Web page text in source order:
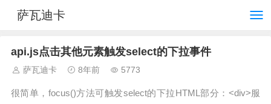
萨瓦迪卡
api.js点击其他元素触发select的下拉事件
萨瓦迪卡 8年前 5773
很简单，focus()方法可触发select的下拉HTML部分：<div>服